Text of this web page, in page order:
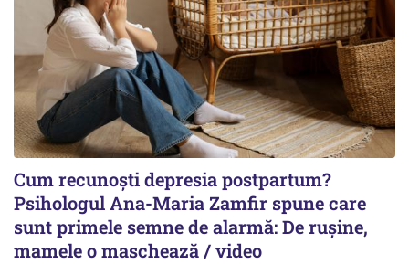
Cum recunoști depresia postpartum?
Psihologul Ana-Maria Zamfir spune care
sunt primele semne de alarmă: De rușine,
mamele o maschează / video